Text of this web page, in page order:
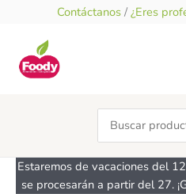
contenido
Contáctanos / ¿Eres
Search
for:
Estaremos de vacaciones del
se procesarán a partir del 27.